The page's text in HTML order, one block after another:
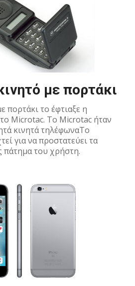
με πορτάκι
πορτάκι το έφτιαξε η
Microtac. Το Microtac ήταν
κινητά τηλέφωναΤο
για να προστατεύει τα
πάτημα του χρήστη.